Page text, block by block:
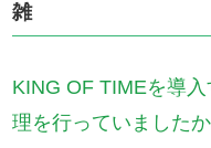
雑
KING OF TIMEを導
理を行っていましたか